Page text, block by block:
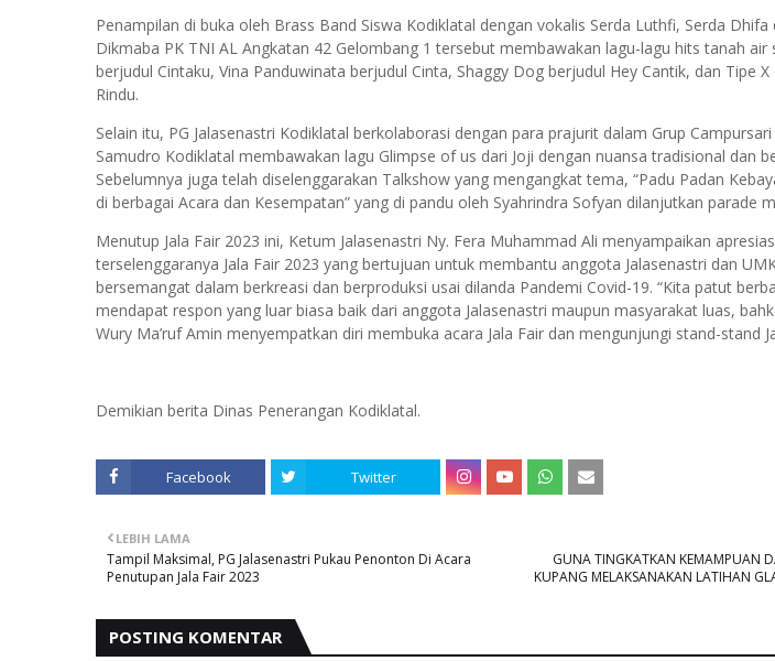
Penampilan di buka oleh Brass Band Siswa Kodiklatal dengan vokalis Serda Luthfi, Serda Dhifa
Dikmaba PK TNI AL Angkatan 42 Gelombang 1 tersebut membawakan lagu-lagu hits tanah air
berjudul Cintaku, Vina Panduwinata berjudul Cinta, Shaggy Dog berjudul Hey Cantik, dan Tipe
Rindu.
Selain itu, PG Jalasenastri Kodiklatal berkolaborasi dengan para prajurit dalam Grup
Samudro Kodiklatal membawakan lagu Glimpse of us dari Joji dengan nuansa tradisional dan
Sebelumnya juga telah diselenggarakan Talkshow yang mengangkat tema, “Padu Padan
di berbagai Acara dan Kesempatan” yang di pandu oleh Syahrindra Sofyan dilanjutkan parade
Menutup Jala Fair 2023 ini, Ketum Jalasenastri Ny. Fera Muhammad Ali menyampaikan
terselenggaranya Jala Fair 2023 yang bertujuan untuk membantu anggota Jalasenastri dan
bersemangat dalam berkreasi dan berproduksi usai dilanda Pandemi Covid-19. “Kita patut
mendapat respon yang luar biasa baik dari anggota Jalasenastri maupun masyarakat luas,
Wury Ma’ruf Amin menyempatkan diri membuka acara Jala Fair dan mengunjungi stand-stand
Demikian berita Dinas Penerangan Kodiklatal.
Facebook Twitter
GUNA TINGKATKAN KEMAMPUAN
KUPANG MELAKSANAKAN LATIHAN
LEBIH LAMA
Tampil Maksimal, PG Jalasenastri Pukau Penonton Di Acara
Penutupan Jala Fair 2023
POSTING KOMENTAR